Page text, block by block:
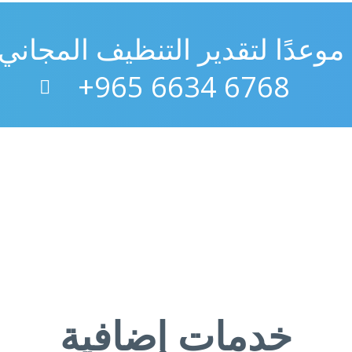
لتقدير التنظيف
6768 6634 965+
خدمات إضافية